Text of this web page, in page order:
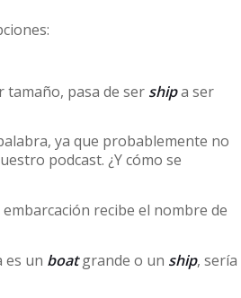
tamaño, pasa de ser shipa ser
ya que probablemente no
podcast. ¿Y cómo se
embarcación recibe el nombre de
es un boatgrande o un ship, sería